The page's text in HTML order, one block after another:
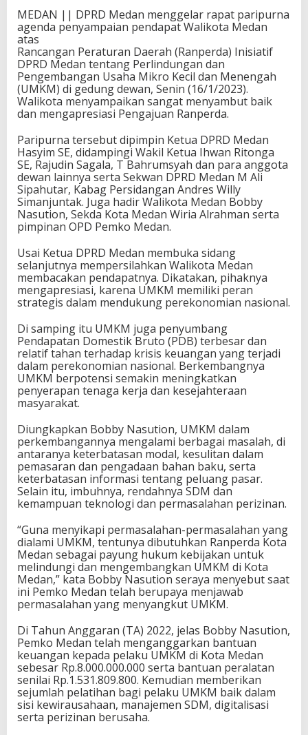
MEDAN || DPRD Medan menggelar rapat paripurna
agenda penyampaian pendapat Walikota Medan
atas
Rancangan Peraturan Daerah (Ranperda) Inisiatif
DPRD Medan tentang Perlindungan dan
Pengembangan Usaha Mikro Kecil dan Menengah
(UMKM) di gedung dewan, Senin (16/1/2023).
Walikota menyampaikan sangat menyambut baik
dan mengapresiasi Pengajuan Ranperda.
Paripurna tersebut dipimpin Ketua DPRD Medan
Hasyim SE, didampingi Wakil Ketua Ihwan Ritonga
SE, Rajudin Sagala, T Bahrumsyah dan para anggota
dewan lainnya serta Sekwan DPRD Medan M Ali
Sipahutar, Kabag Persidangan Andres Willy
Simanjuntak. Juga hadir Walikota Medan Bobby
Nasution, Sekda Kota Medan Wiria Alrahman serta
pimpinan OPD Pemko Medan.
Usai Ketua DPRD Medan membuka sidang
selanjutnya mempersilahkan Walikota Medan
membacakan pendapatnya. Dikatakan, pihaknya
mengapresiasi, karena UMKM memiliki peran
strategis dalam mendukung perekonomian nasional.
Di samping itu UMKM juga penyumbang
Pendapatan Domestik Bruto (PDB) terbesar dan
relatif tahan terhadap krisis keuangan yang terjadi
dalam perekonomian nasional. Berkembangnya
UMKM berpotensi semakin meningkatkan
penyerapan tenaga kerja dan kesejahteraan
masyarakat.
Diungkapkan Bobby Nasution, UMKM dalam
perkembangannya mengalami berbagai masalah, di
antaranya keterbatasan modal, kesulitan dalam
pemasaran dan pengadaan bahan baku, serta
keterbatasan informasi tentang peluang pasar.
Selain itu, imbuhnya, rendahnya SDM dan
kemampuan teknologi dan permasalahan perizinan.
“Guna menyikapi permasalahan-permasalahan yang
dialami UMKM, tentunya dibutuhkan Ranperda Kota
Medan sebagai payung hukum kebijakan untuk
melindungi dan mengembangkan UMKM di Kota
Medan,” kata Bobby Nasution seraya menyebut saat
ini Pemko Medan telah berupaya menjawab
permasalahan yang menyangkut UMKM.
Di Tahun Anggaran (TA) 2022, jelas Bobby Nasution,
Pemko Medan telah menganggarkan bantuan
keuangan kepada pelaku UMKM di Kota Medan
sebesar Rp.8.000.000.000 serta bantuan peralatan
senilai Rp.1.531.809.800. Kemudian memberikan
sejumlah pelatihan bagi pelaku UMKM baik dalam
sisi kewirausahaan, manajemen SDM, digitalisasi
serta perizinan berusaha.